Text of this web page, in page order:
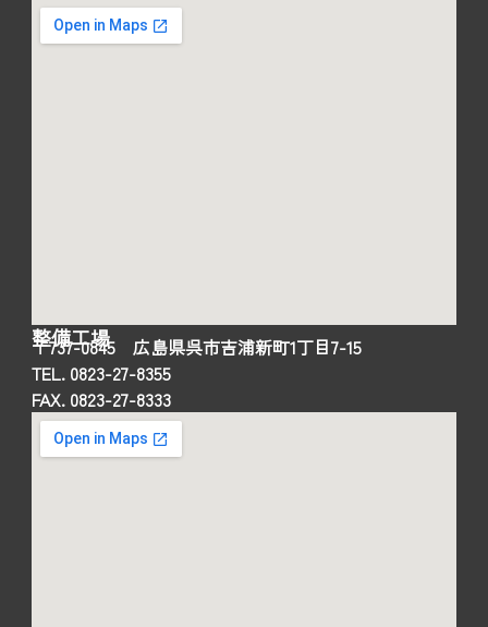
整備工場
〒737-0845 広島県呉市吉浦新町1丁目7-15
TEL. 0823-27-8355
FAX. 0823-27-8333